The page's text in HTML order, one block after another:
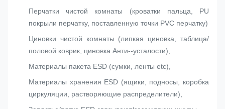
Перчатки чистой комнаты (кроватки пальца, PU
покрыли перчатку, поставленную точки PVC перчатку)
Циновки чистой комнаты (липкая циновка, таблица/
половой коврик, циновка Анти--усталости),
Материалы пакета ESD (сумки, ленты etc),
Материалы хранения ESD (ящики, подносы, коробка
циркуляции, растворяющие распределители),